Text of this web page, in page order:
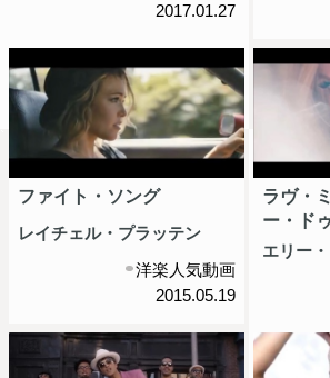
2017.01.27
ファイト・ソング
レイチェル・プラッテン
洋楽人気動画
2015.05.19
ラヴ・
ー・ドゥ
エリー